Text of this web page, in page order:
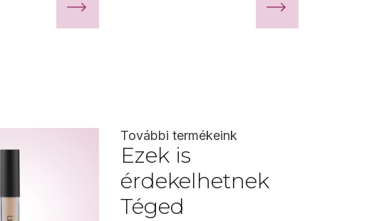
További termékeink
Ezek is
érdekelhetnek
Téged